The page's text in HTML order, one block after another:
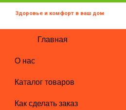
Здоровье и комфорт в ваш дом
Главная
О нас
Каталог товаров
Как сделать заказ